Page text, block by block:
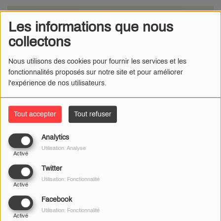
Les informations que nous
collectons
Nous utilisons des cookies pour fournir les services et les
fonctionnalités proposés sur notre site et pour améliorer
l'expérience de nos utilisateurs.
Tout accepter Tout refuser
Analytics
Activé
Utilisation: Analyse
Twitter
Activé
Utilisation: Fonctionnalité
Facebook
Activé
Utilisation: Fonctionnalité
07 MAI 2025
Radio Numéro 1
magasin Joué Club de Saint-Doulchard, près de Bourges,
dans la nuit du dimanche 4 au 5 mai 2025.